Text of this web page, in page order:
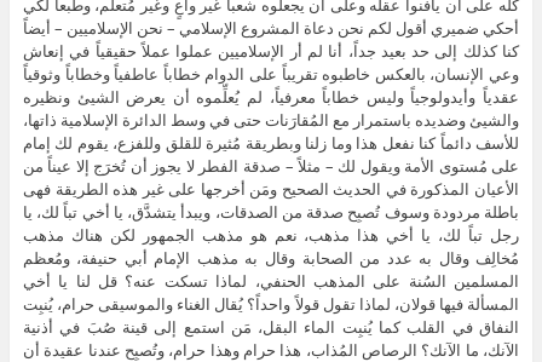
كله على أن يأفنوا عقله وعلى أن يجعلوه شعباً غير واعٍ وغير مُتعلِّم، وطبعاً لكي
أحكي ضميري أقول لكم نحن دعاة المشروع الإسلامي – نحن الإسلاميين – أيضاً
كنا كذلك إلى حد بعيد جداً، أنا لم أر الإسلاميين عملوا عملاً حقيقياً في إنعاش
وعي الإنسان، بالعكس خاطبوه تقريباً على الدوام خطاباً عاطفياً وخطاباً وثوقياً
عقدياً وأيدولوجياً وليس خطاباً معرفياً، لم يُعلِّموه أن يعرض الشيئ ونظيره
والشيئ وضديده باستمرار مع المُقارَنات حتى في وسط الدائرة الإسلامية ذاتها،
للأسف دائماً كنا نفعل هذا وما زلنا وبطريقة مُثيرة للقلق وللفزع، يقوم لك إمام
على مُستوى الأمة ويقول لك – مثلاً – صدقة الفطر لا يجوز أن تُخرَج إلا عيناً من
الأعيان المذكورة في الحديث الصحيح ومَن أخرجها على غير هذه الطريقة فهى
باطلة مردودة وسوف تُصبِح صدقة من الصدقات، ويبدأ يتشدَّق، يا أخي تباً لك، يا
رجل تباً لك، يا أخي هذا مذهب، نعم هو مذهب الجمهور لكن هناك مذهب
مُخالِف وقال به عدد من الصحابة وقال به مذهب الإمام أبي حنيفة، ومُعظم
المسلمين السُنة على المذهب الحنفي، لماذا تسكت عنه؟ قل لنا يا أخي
المسألة فيها قولان، لماذا تقول قولاً واحداً؟ يُقال الغناء والموسيقى حرام، يُنبِت
النفاق في القلب كما يُنبِت الماء البقل، مَن استمع إلى قينة صُبَ في أذنية
الآنك، ما الآنك؟ الرصاص المُذاب، هذا حرام وهذا حرام، وتُصبِح عندنا عقيدة أن